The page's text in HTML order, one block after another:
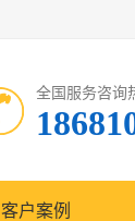
全国服务咨询
客户案例